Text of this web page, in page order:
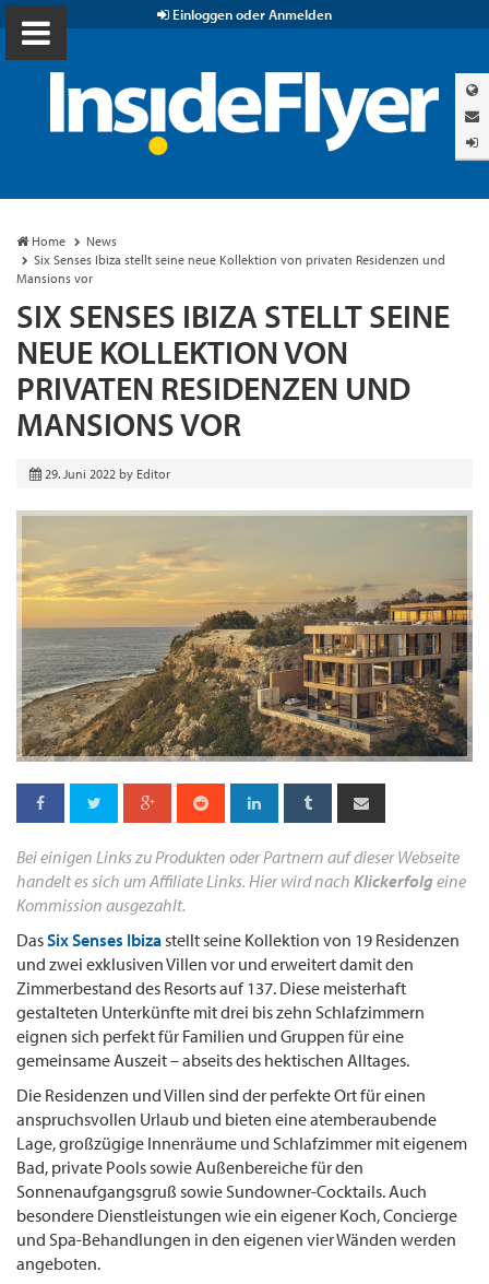
Einloggen oder Anmelden
Home
News
Six Senses Ibiza stellt seine neue Kollektion von privaten Residenzen und
Mansions vor
SIX SENSES IBIZA STELLT SEINE
NEUE KOLLEKTION VON
PRIVATEN RESIDENZEN UND
MANSIONS VOR
29. Juni 2022 by Editor
Bei einigen Links zu Produkten oder Partnern auf dieser Webseite
handelt es sich um Affiliate Links. Hier wird nach Klickerfolg eine
Kommission ausgezahlt.
DasSix Senses Ibiza stellt seine Kollektion von 19 Residenzen
und zwei exklusiven Villen vor und erweitert damit den
Zimmerbestand des Resorts auf 137. Diese meisterhaft
gestalteten Unterkünfte mit drei bis zehn Schlafzimmern
eignen sich perfekt für Familien und Gruppen für eine
gemeinsame Auszeit – abseits des hektischen Alltages.
Die Residenzen und Villen sind der perfekte Ort für einen
anspruchsvollen Urlaub und bieten eine atemberaubende
Lage, großzügige Innenräume und Schlafzimmer mit eigenem
Bad, private Pools sowie Außenbereiche für den
Sonnenaufgangsgruß sowie Sundowner-Cocktails. Auch
besondere Dienstleistungen wie ein eigener Koch, Concierge
und Spa-Behandlungen in den eigenen vier Wänden werden
angeboten.